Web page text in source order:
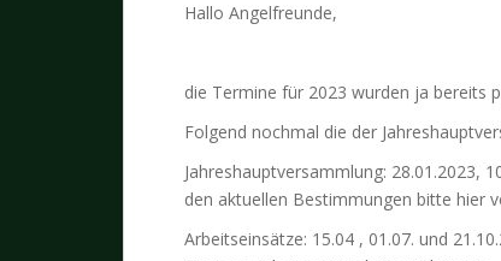
Hallo Angelfreunde,
die Termine für 2023 wurden ja bereits
Folgend nochmal die der
Jahreshauptversammlung: 28.01.2023,
den aktuellen Bestimmungen bitte hier
Arbeitseinsätze: 15.04 , 01.07. und